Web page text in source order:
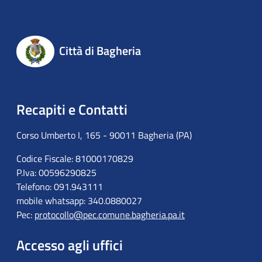
Città di Bagheria
Recapiti e Contatti
Corso Umberto I, 165 - 90011 Bagheria (PA)
Codice Fiscale: 81000170829
P.Iva: 00596290825
Telefono: 091.943111
mobile whatsapp: 340.0880027
Pec: protocollo@pec.comune.bagheria.pa.it
Accesso agli uffici